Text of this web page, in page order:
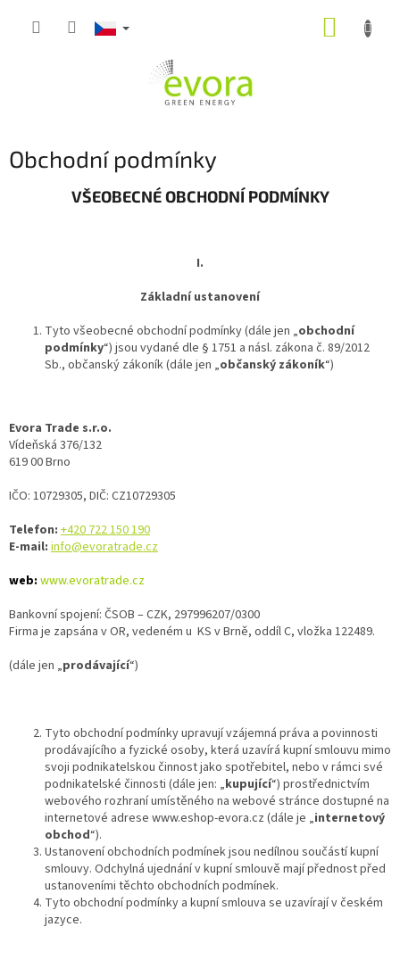
Obchodní podmínky
VŠEOBECNÉ OBCHODNÍ PODMÍNKY
I.
Základní ustanovení
Tyto všeobecné obchodní podmínky (dále jen „obchodní
podmínky“) jsou vydané dle § 1751 a násl. zákona č. 89/2012
Sb., občanský zákoník (dále jen „občanský zákoník“)
Evora Trade s.r.o.
Vídeňská 376/132
619 00 Brno
IČO: 10729305, DIČ: CZ10729305
Telefon: +420 722 150 190
E-mail: info@evoratrade.cz
web: www.evoratrade.cz
Bankovní spojení: ČSOB – CZK, 297996207/0300
Firma je zapsána v OR, vedeném u KS v Brně, oddíl C, vložka 122489.
(dále jen „prodávající“)
Tyto obchodní podmínky upravují vzájemná práva a povinnosti
prodávajícího a fyzické osoby, která uzavírá kupní smlouvu mimo
svoji podnikatelskou činnost jako spotřebitel, nebo v rámci své
podnikatelské činnosti (dále jen: „kupující“) prostřednictvím
webového rozhraní umístěného na webové stránce dostupné na
internetové adrese www.eshop-evora.cz (dále je „internetový
obchod“).
Ustanovení obchodních podmínek jsou nedílnou součástí kupní
smlouvy. Odchylná ujednání v kupní smlouvě mají přednost před
ustanoveními těchto obchodních podmínek.
Tyto obchodní podmínky a kupní smlouva se uzavírají v českém
jazyce.